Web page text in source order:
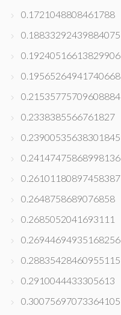
0.1721048808461788
0.18833292439884075
0.19240516613829906
0.19565264941740668
0.21535775709608884
0.2338385566761827
0.23900535638301845
0.24147475868998136
0.26101180897458387
0.2648758689076858
0.2685052041693111
0.26944694935168256
0.28835428460955115
0.2910044433305613
0.30075697073364105